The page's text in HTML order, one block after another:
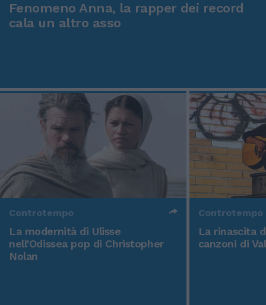
Fenomeno Anna, la rapper dei record
cala un altro asso
Controtempo
La modernità di Ulisse
nell'Odissea pop di Christopher
Nolan
Controtempo
La rinascita
canzoni di